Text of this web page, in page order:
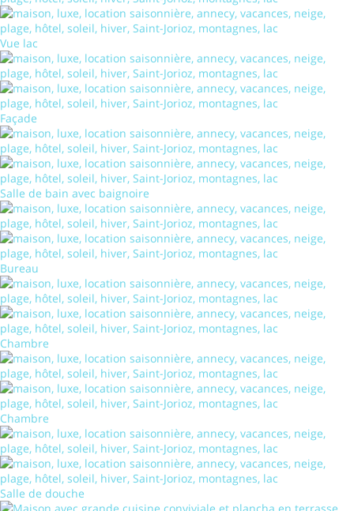
Vue lac
Façade
Salle de bain avec baignoire
Bureau
Chambre
Chambre
Salle de douche